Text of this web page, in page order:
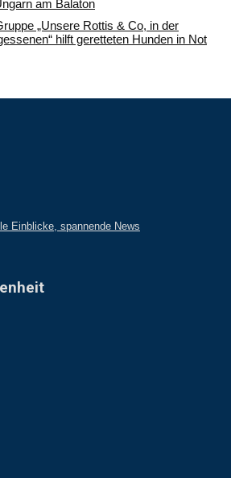
am Balaton
„Unsere Rottis & Co, in der
hilft geretteten Hunden in Not
Einblicke, spannende News